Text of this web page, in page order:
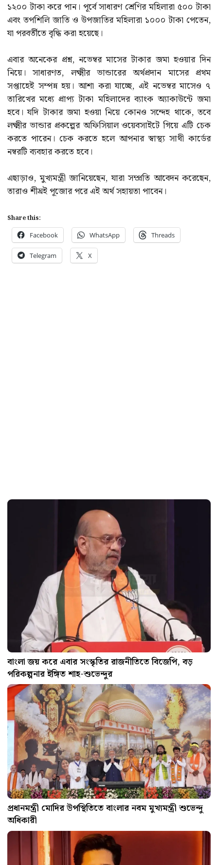
১২০০ টাকা করে পান। পূর্বে সাধারণ শ্রেণির মহিলারা ৫০০ টাকা
এবং তপশিলি জাতি ও উপজাতির মহিলারা ১০০০ টাকা পেতেন,
যা পরবর্তীতে বৃদ্ধি করা হয়েছে।
এবার অনেকের প্রশ্ন, নভেম্বর মাসের টাকার জমা হওয়ার দিন
নিয়ে। সাধারণত, লক্ষ্মীর ভান্ডারের অর্থপ্রদান মাসের প্রথম
সপ্তাহেই সম্পন্ন হয়। আশা করা যাচ্ছে, এই নভেম্বর মাসেও ৭
তারিখের মধ্যে প্রাপ্য টাকা মহিলাদের ব্যাংক অ্যাকাউন্টে জমা
হবে। যদি টাকার জমা হওয়া নিয়ে কোনও সন্দেহ থাকে, তবে
লক্ষ্মীর ভান্ডার প্রকল্পের অফিসিয়াল ওয়েবসাইটে গিয়ে এটি চেক
করতে পারেন। চেক করতে হলে আপনার স্বাস্থ্য সাথী কার্ডের
নম্বরটি ব্যবহার করতে হবে।
এছাড়াও, মুখ্যমন্ত্রী জানিয়েছেন, যারা সম্প্রতি আবেদন করেছেন,
তারাও শীঘ্রই পূজোর পরে এই অর্থ সহায়তা পাবেন।
Share this:
Facebook WhatsApp Threads
Telegram X
বাংলা জয় করে এবার সংস্কৃতির রাজনীতিতে বিজেপি, বড়
পরিকল্পনার ইঙ্গিত শাহ-শুভেন্দুর
প্রধানমন্ত্রী মোদির উপস্থিতিতে বাংলার নবম মুখ্যমন্ত্রী শুভেন্দু
অধিকারী